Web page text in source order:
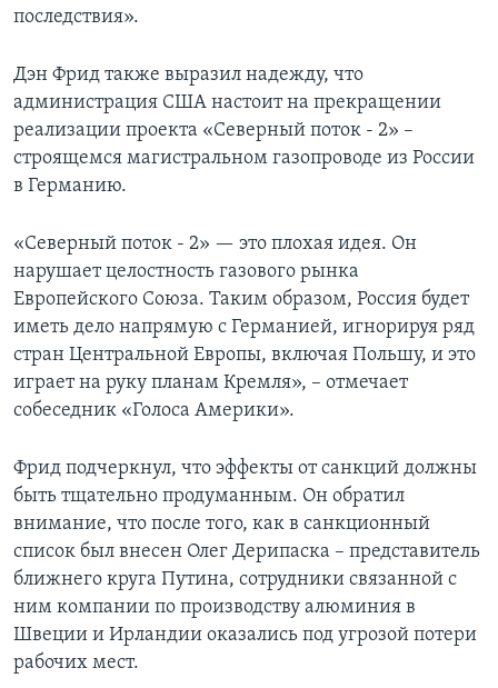
последствия».
Дэн Фрид также выразил надежду, что
администрация США настоит на прекращении
реализации проекта «Северный поток - 2» –
строящемся магистральном газопроводе из России
в Германию.
«Северный поток - 2» — это плохая идея. Он
нарушает целостность газового рынка
Европейского Союза. Таким образом, Россия будет
иметь дело напрямую с Германией, игнорируя ряд
стран Центральной Европы, включая Польшу, и это
играет на руку планам Кремля», – отмечает
собеседник «Голоса Америки».
Фрид подчеркнул, что эффекты от санкций должны
быть тщательно продуманным. Он обратил
внимание, что после того, как в санкционный
список был внесен Олег Дерипаска – представитель
ближнего круга Путина, сотрудники связанной с
ним компании по производству алюминия в
Швеции и Ирландии оказались под угрозой потери
рабочих мест.